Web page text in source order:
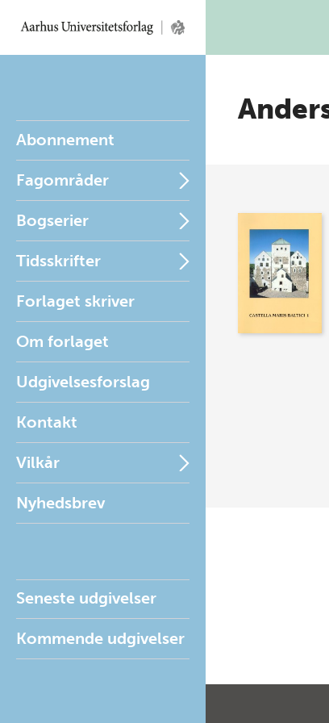
Abonnement
Fagområder
Bogserier
Tidsskrifter
Forlaget skriver
Om forlaget
Udgivelsesforslag
Kontakt
Vilkår
Nyhedsbrev
Seneste udgivelser
Kommende udgivelser